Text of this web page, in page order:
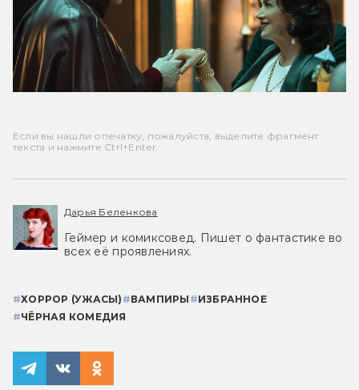
Если вы нашли опечатку, пожалуйста, выделите фрагмент
текста и нажмите Ctrl+Enter.
Дарья Беленкова
Геймер и комиксовед. Пишет о фантастике во
всех её проявлениях.
#ХОРРОР (УЖАСЫ) #ВАМПИРЫ #ИЗБРАННОЕ
#ЧЁРНАЯ КОМЕДИЯ